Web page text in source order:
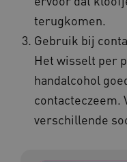
terugkomen.
Gebruik bij
Het wisselt per
handalcohol
contacteczeem.
verschillende
AWSALBCORS